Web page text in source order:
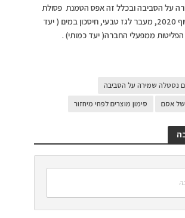
על הסביבה ובכלל זה אפס הטמנת פסולת
בקרקע כבר בסוף 2020, מעבר לגז טבעי, חיסכון במים ( יעד
הפליטות ממפעלי החברה( יעד כמותי) .
נסטלה שמירה על הסביבה
של אסם
סימון מוצרים לפחי מיחזור